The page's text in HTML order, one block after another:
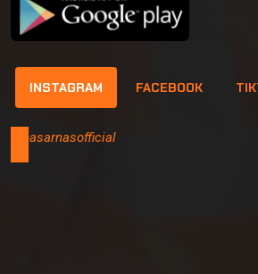
INSTAGRAM FACEBOOK
@basarnasofficial